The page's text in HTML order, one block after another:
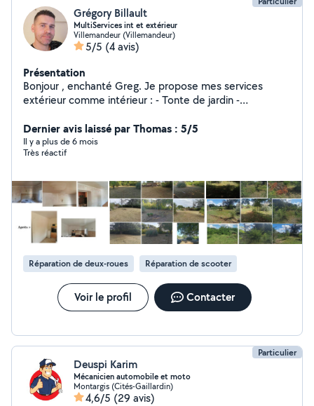
Grégory Billault
MultiServices int et extérieur
Villemandeur (Villemandeur)
5/5 (4 avis)
Présentation
Bonjour , enchanté Greg. Je propose mes services
extérieur comme intérieur : - Tonte de jardin -
un arbre selon la taille. - Souffleur pour vos feuilles. -
Peinture - Divers travaux de bricolage intérieur comme
extérieur. - Réparation mécanique de cycles motos 50
éloigné. - Transport si vous avez besoin de vous
déplacer, longue ou courte distance. Méticuleux dans
les tâches que j'effectue, n'hésitez pas à me demander
si quelque chose ne figure pas dans la liste. Réactif
rapidement, premier contact par message. A bientôt.
Dernier avis laissé par Thomas : 5/5
Il y a plus de 6 mois
Très réactif
Réparation de deux-roues Réparation de scooter
Voir le profil Contacter
Particulier
Deuspi Karim
Mécanicien automobile et moto
Montargis (Cités-Gaillardin)
4,6/5 (29 avis)